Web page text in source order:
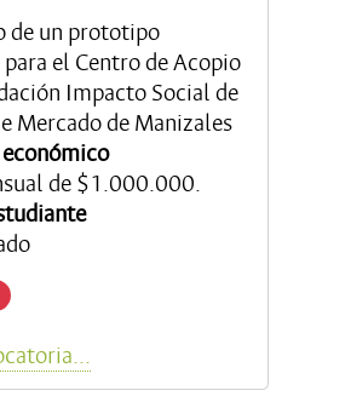
de un prototipo
el Centro de Acopio
Impacto Social de
Mercado de Manizales
de $1.000.000.